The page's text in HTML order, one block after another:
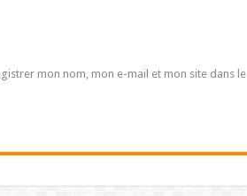
mon nom, mon e-mail et mon site dans le